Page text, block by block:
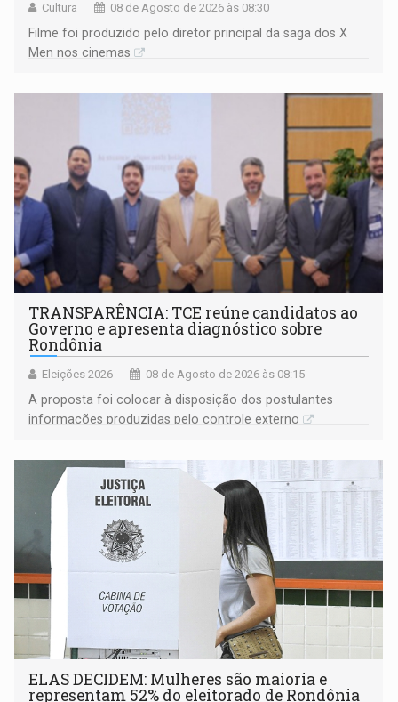
Cultura 08 de Agosto de 2026 às 08:30
Filme foi produzido pelo diretor principal da saga dos X
Men nos cinemas
TRANSPARÊNCIA: TCE reúne candidatos ao
Governo e apresenta diagnóstico sobre
Rondônia
Eleições 2026 08 de Agosto de 2026 às 08:15
A proposta foi colocar à disposição dos postulantes
informações produzidas pelo controle externo
ELAS DECIDEM: Mulheres são maioria e
representam 52% do eleitorado de Rondônia